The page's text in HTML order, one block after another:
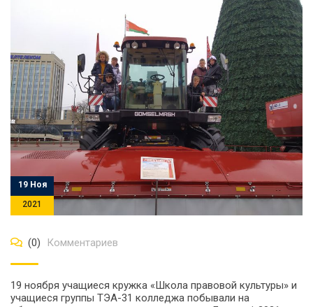
19 Ноя
2021
(0) Комментариев
19 ноября учащиеся кружка «Школа правовой культуры» и
учащиеся группы ТЭА-31 колледжа побывали на